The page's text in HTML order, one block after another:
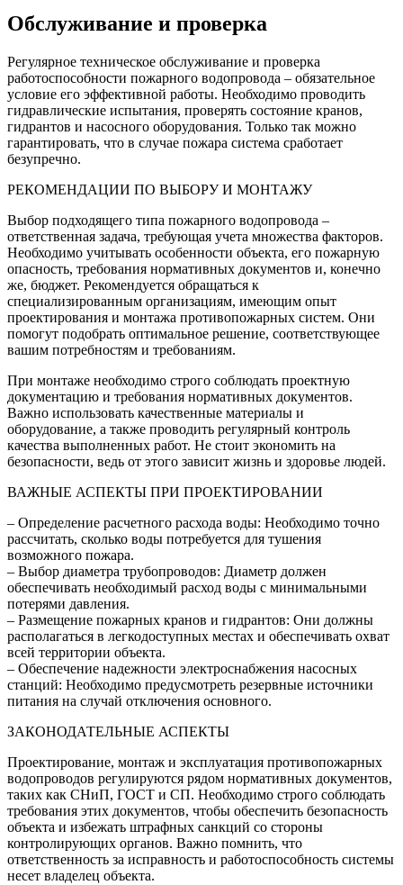
Обслуживание и проверка
Регулярное техническое обслуживание и проверка
работоспособности пожарного водопровода – обязательное
условие его эффективной работы. Необходимо проводить
гидравлические испытания, проверять состояние кранов,
гидрантов и насосного оборудования. Только так можно
гарантировать, что в случае пожара система сработает
безупречно.
РЕКОМЕНДАЦИИ ПО ВЫБОРУ И МОНТАЖУ
Выбор подходящего типа пожарного водопровода –
ответственная задача, требующая учета множества факторов.
Необходимо учитывать особенности объекта, его пожарную
опасность, требования нормативных документов и, конечно
же, бюджет. Рекомендуется обращаться к
специализированным организациям, имеющим опыт
проектирования и монтажа противопожарных систем. Они
помогут подобрать оптимальное решение, соответствующее
вашим потребностям и требованиям.
При монтаже необходимо строго соблюдать проектную
документацию и требования нормативных документов.
Важно использовать качественные материалы и
оборудование, а также проводить регулярный контроль
качества выполненных работ. Не стоит экономить на
безопасности, ведь от этого зависит жизнь и здоровье людей.
ВАЖНЫЕ АСПЕКТЫ ПРИ ПРОЕКТИРОВАНИИ
– Определение расчетного расхода воды: Необходимо точно
рассчитать, сколько воды потребуется для тушения
возможного пожара.
– Выбор диаметра трубопроводов: Диаметр должен
обеспечивать необходимый расход воды с минимальными
потерями давления.
– Размещение пожарных кранов и гидрантов: Они должны
располагаться в легкодоступных местах и обеспечивать охват
всей территории объекта.
– Обеспечение надежности электроснабжения насосных
станций: Необходимо предусмотреть резервные источники
питания на случай отключения основного.
ЗАКОНОДАТЕЛЬНЫЕ АСПЕКТЫ
Проектирование, монтаж и эксплуатация противопожарных
водопроводов регулируются рядом нормативных документов,
таких как СНиП, ГОСТ и СП. Необходимо строго соблюдать
требования этих документов, чтобы обеспечить безопасность
объекта и избежать штрафных санкций со стороны
контролирующих органов. Важно помнить, что
ответственность за исправность и работоспособность системы
несет владелец объекта.